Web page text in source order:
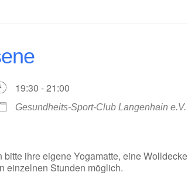
19:30 - 21:00
Gesundheits-Sport-Club Langenhain e.V.
ihre eigene Yogamatte, eine Wolldecke
einzelnen Stunden möglich.